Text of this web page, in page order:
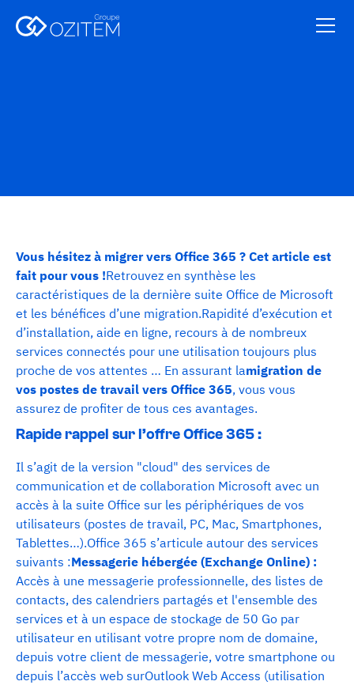
Vous hésitez à migrer vers Office 365 ? Cet article est
fait pour vous !Retrouvez en synthèse les
caractéristiques de la dernière suite Office de Microsoft
et les bénéfices d’une migration.Rapidité d’exécution et
d’installation, aide en ligne, recours à de nombreux
services connectés pour une utilisation toujours plus
proche de vos attentes … En assurant lamigration de
vos postes de travail vers Office 365, vous vous
assurez de profiter de tous ces avantages.
Rapide rappel sur l’offre Office 365 :
Il s’agit de la version "cloud" des services de
communication et de collaboration Microsoft avec un
accès à la suite Office sur les périphériques de vos
utilisateurs (postes de travail, PC, Mac, Smartphones,
Tablettes…).Office 365 s’articule autour des services
suivants :Messagerie hébergée (Exchange Online) :
Accès à une messagerie professionnelle, des listes de
contacts, des calendriers partagés et l'ensemble des
services et à un espace de stockage de 50 Go par
utilisateur en utilisant votre propre nom de domaine,
depuis votre client de messagerie, votre smartphone ou
depuis l’accès web surOutlook Web Access (utilisation